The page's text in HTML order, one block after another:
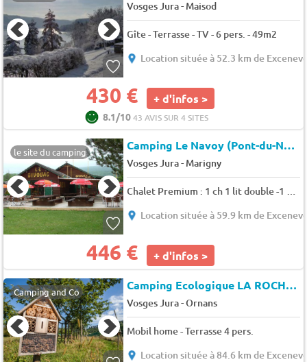
Vosges Jura- Maisod
Gîte - Terrasse - TV - 6 pers. - 49m2
Location située à 52.3 km de
430 € + d'infos >
8.1/1043 AVIS SUR 4 SITES
le site du camping Camping Le Navoy (Pont-du-Navoy à 4 km)
Vosges Jura- Marigny
Location située à 59.9 km de
446 € + d'infos >
Camping and Co Camping Ecologique LA ROCHE D'ULLY
Vosges Jura-Ornans
Mobil home - Terrasse 4 pers.
Location située à 84.6 km de